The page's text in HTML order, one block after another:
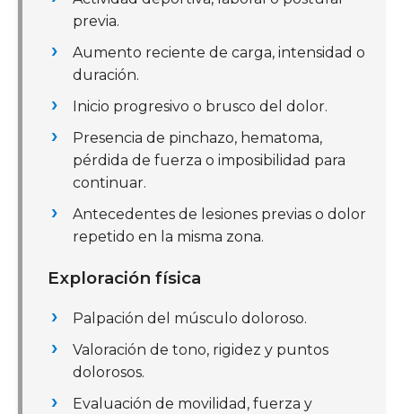
previa.
Aumento reciente de carga, intensidad o
duración.
Inicio progresivo o brusco del dolor.
Presencia de pinchazo, hematoma,
pérdida de fuerza o imposibilidad para
continuar.
Antecedentes de lesiones previas o dolor
repetido en la misma zona.
Exploración física
Palpación del músculo doloroso.
Valoración de tono, rigidez y puntos
dolorosos.
Evaluación de movilidad, fuerza y